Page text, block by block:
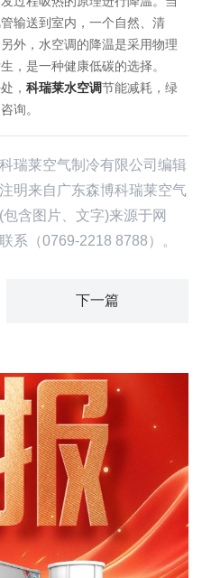
输送到室内，一个自然、清
外，水空调的降温是采用物理
，是一种健康低碳的选择。
， 科瑞莱水空调节能减耗，绿
询。
瑞莱空气制冷有限公司编辑
明来自广东森博科瑞莱空气
含图片、文字)来源于网
系（0769-2218 8788）。
下一篇